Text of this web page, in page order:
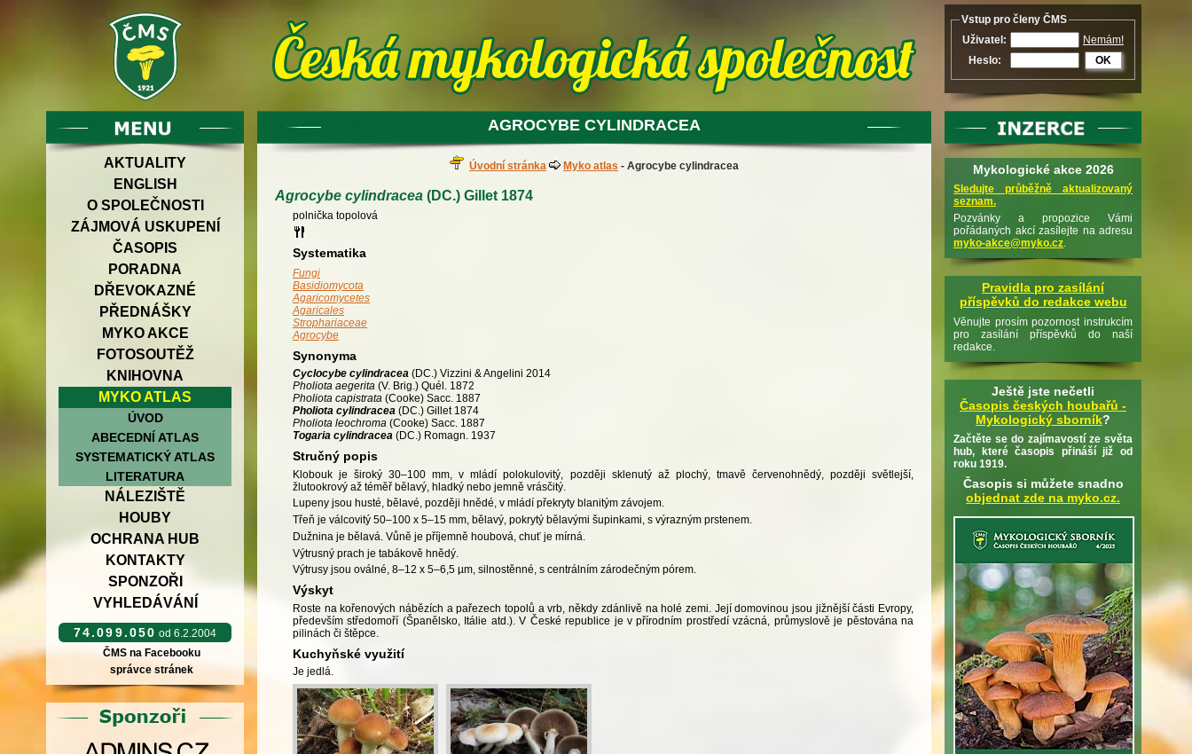
AKTUALITY
ENGLISH
O SPOLEČNOSTI
ZÁJMOVÁ USKUPENÍ
ČASOPIS
PORADNA
DŘEVOKAZNÉ
PŘEDNÁŠKY
MYKO AKCE
FOTOSOUTĚŽ
KNIHOVNA
MYKO ATLAS
ÚVOD
ABECEDNÍ ATLAS
SYSTEMATICKÝ ATLAS
LITERATURA
NÁLEZIŠTĚ
HOUBY
OCHRANA HUB
KONTAKTY
SPONZOŘI
VYHLEDÁVÁNÍ
74.099.050 od 6.2.2004
ČMS na Facebooku
správce stránek
AGROCYBE CYLINDRACEA
Úvodní stránka Myko atlas - Agrocybe cylindracea
Agrocybe cylindracea (DC.) Gillet 1874
polnička topolová
Systematika
Fungi
Basidiomycota
Agaricomycetes
Agaricales
Strophariaceae
Agrocybe
Synonyma
Cyclocybe cylindracea (DC.) Vizzini & Angelini 2014
Pholiota aegerita (V. Brig.) Quél. 1872
Pholiota capistrata (Cooke) Sacc. 1887
Pholiota cylindracea (DC.) Gillet 1874
Pholiota leochroma (Cooke) Sacc. 1887
Togaria cylindracea (DC.) Romagn. 1937
Stručný popis
Klobouk je široký 30–100 mm, v mládí polokulovitý, později sklenutý až plochý, tmavě červenohnědý, později světlejší,
žlutookrový až téměř bělavý, hladký nebo jemně vrásčitý.
Lupeny jsou husté, bělavé, později hnědé, v mládí překryty blanitým závojem.
Třeň je válcovitý 50–100 x 5–15 mm, bělavý, pokrytý bělavými šupinkami, s výrazným prstenem.
Dužnina je bělavá. Vůně je příjemně houbová, chuť je mírná.
Výtrusný prach je tabákově hnědý.
Výtrusy jsou oválné, 8–12 x 5–6,5 µm, silnostěnné, s centrálním zárodečným pórem.
Výskyt
Roste na kořenových nábězích a pařezech topolů a vrb, někdy zdánlivě na holé zemi. Její domovinou jsou jižnější části Evropy,
především středomoří (Španělsko, Itálie atd.). V České republice je v přírodním prostředí vzácná, průmyslově je pěstována na
pilinách či štěpce.
Kuchyňské využití
Je jedlá.
Vstup pro členy ČMS
Uživatel:
Nemám!
Heslo:
OK
Mykologické akce 2026
Sledujte průběžně aktualizovaný
seznam.
Pozvánky a propozice Vámi
pořádaných akcí zasílejte na adresu
myko-akce@myko.cz.
Pravidla pro zasílání
příspěvků do redakce webu
Věnujte prosím pozornost instrukcím
pro zasílání příspěvků do naší
redakce.
Ještě jste nečetli
Časopis českých houbařů -
Mykologický sborník?
Začtěte se do zajímavostí ze světa
hub, které časopis přináší již od
roku 1919.
Časopis si můžete snadno
objednat zde na myko.cz.